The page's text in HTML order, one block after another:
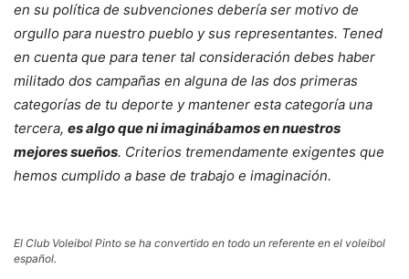
en su política de subvenciones debería ser motivo de
orgullo para nuestro pueblo y sus representantes. Tened
en cuenta que para tener tal consideración debes haber
militado dos campañas en alguna de las dos primeras
categorías de tu deporte y mantener esta categoría una
tercera, es algo que ni imaginábamos en nuestros
mejores sueños. Criterios tremendamente exigentes que
hemos cumplido a base de trabajo e imaginación.
El Club Voleibol Pinto se ha convertido en todo un referente en el voleibol
español.